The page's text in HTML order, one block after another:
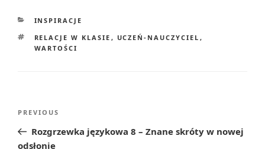
CATEGORIES
INSPIRACJE
TAGS
RELACJE W KLASIE , UCZEŃ-NAUCZYCIEL ,
WARTOŚCI
Previous
Post
PREVIOUS
Rozgrzewka językowa 8 – Znane skróty w nowej
odsłonie